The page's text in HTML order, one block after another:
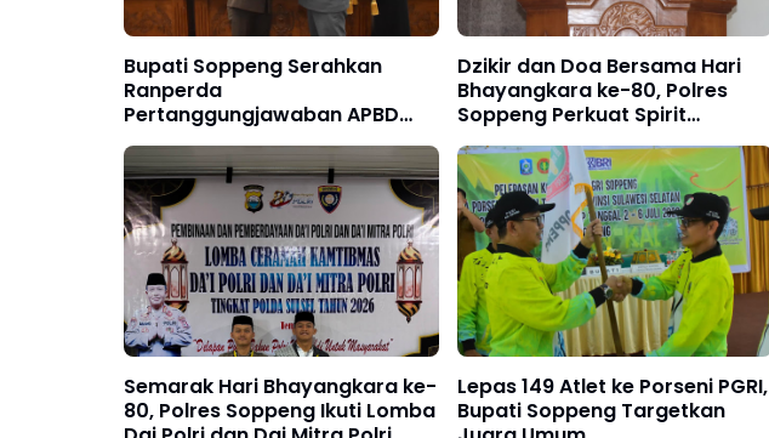
Bupati Soppeng Serahkan
Ranperda
Pertanggungjawaban APBD
2025 ke DPRD.
Dzikir dan Doa Bersama Hari
Bhayangkara ke-80, Polres
Soppeng Perkuat Spirit
Pengabdian untuk Masyarakat
Semarak Hari Bhayangkara ke-
80, Polres Soppeng Ikuti Lomba
Lepas 149 Atlet ke Porseni PGRI,
Bupati Soppeng Targetkan